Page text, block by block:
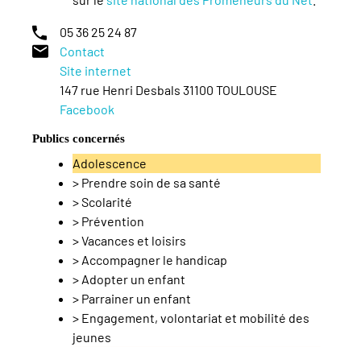
05 36 25 24 87
Contact
Site internet
147 rue Henri Desbals 31100 TOULOUSE
Facebook
Publics concernés
Adolescence
> Prendre soin de sa santé
>Scolarité
> Prévention
>Vacances et loisirs
> Accompagner le handicap
> Adopter un enfant
> Parrainer un enfant
> Engagement, volontariat et mobilité des
jeunes